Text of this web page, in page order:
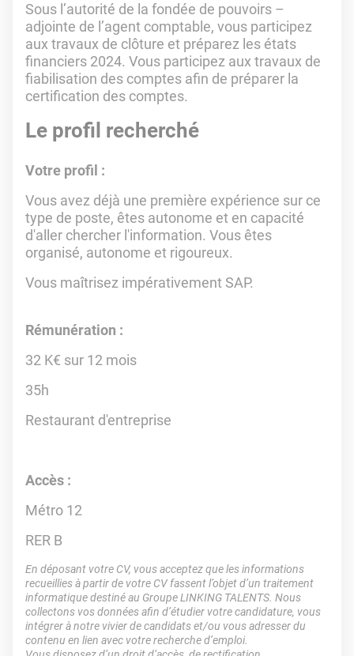
Sous l’autorité de la fondée de pouvoirs –
adjointe de l’agent comptable, vous participez
aux travaux de clôture et préparez les états
financiers 2024. Vous participez aux travaux de
fiabilisation des comptes afin de préparer la
certification des comptes.
Le profil recherché
Votre profil :
Vous avez déjà une première expérience sur ce
type de poste, êtes autonome et en capacité
d'aller chercher l'information. Vous êtes
organisé, autonome et rigoureux.
Vous maîtrisez impérativement SAP.
Rémunération :
32 K€ sur 12 mois
35h
Restaurant d'entreprise
Accès :
Métro 12
RER B
En déposant votre CV, vous acceptez que les informations
recueillies à partir de votre CV fassent l’objet d’un traitement
informatique destiné au Groupe LINKING TALENTS. Nous
collectons vos données afin d’étudier votre candidature, vous
intégrer à notre vivier de candidats et/ou vous adresser du
contenu en lien avec votre recherche d’emploi.